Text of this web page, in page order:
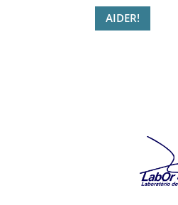
AIDER!